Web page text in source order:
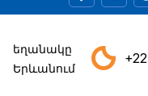
եղանակը
Երևանում
+22